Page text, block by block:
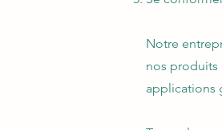
Notre
nos produits
applications